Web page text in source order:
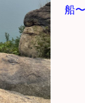
船